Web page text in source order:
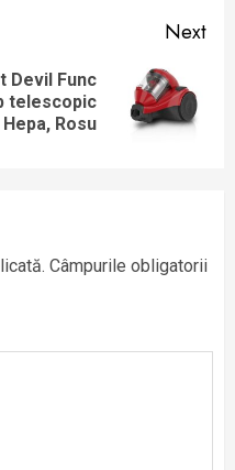
Next
Devil Func
telescopic
Rosu
Câmpurile obligatorii